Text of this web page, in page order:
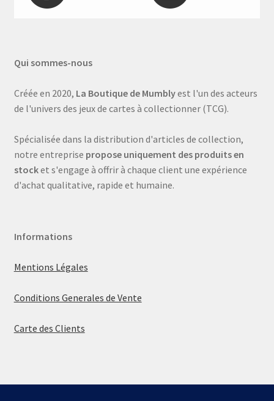
Qui sommes-nous
Créée en 2020, La Boutique de Mumblyest l'un des acteurs
de l'univers des jeux de cartes à collectionner (TCG).
Spécialisée dans la distribution d'articles de collection,
notre entreprise propose uniquement des produits en
stocket s'engage à offrir à chaque client une expérience
d'achat qualitative, rapide et humaine.
Informations
Mentions Légales
Conditions Generales de Vente
Carte des Clients